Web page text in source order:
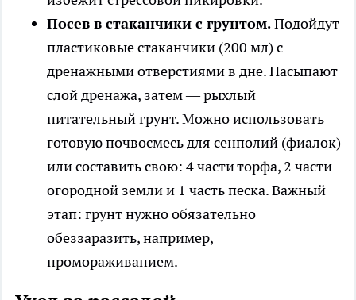
Посев в стаканчики с грунтом.Подойдут
пластиковые стаканчики (200 мл) с
дренажными отверстиями в дне. Насыпают
слой дренажа, затем — рыхлый
питательный грунт. Можно использовать
готовую почвосмесь для сенполий (фиалок)
или составить свою: 4 части торфа, 2 части
огородной земли и 1 часть песка. Важный
этап: грунт нужно обязательно
обеззаразить, например,
промораживанием.